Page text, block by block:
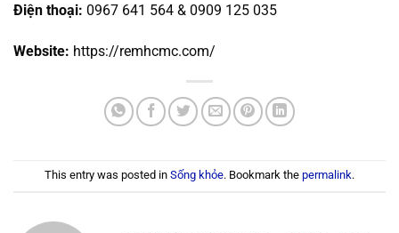
Điện thoại: 0967 641 564 & 0909 125 035
Website: https://remhcmc.com/
This entry was posted in Sống khỏe. Bookmark the permalink.